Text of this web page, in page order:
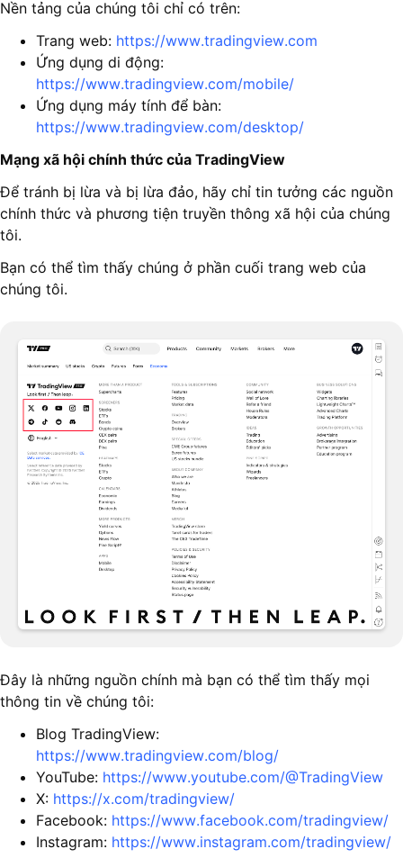
Nền tảng của chúng tôi chỉ có trên:
Trang web: https://www.tradingview.com
Ứng dụng di động:
https://www.tradingview.com/mobile/
Ứng dụng máy tính để bàn:
https://www.tradingview.com/desktop/
Mạng xã hội chính thức của TradingView
Để tránh bị lừa và bị lừa đảo, hãy chỉ tin tưởng các nguồn
chính thức và phương tiện truyền thông xã hội của chúng
tôi.
Bạn có thể tìm thấy chúng ở phần cuối trang web của
chúng tôi.
Đây là những nguồn chính mà bạn có thể tìm thấy mọi
thông tin về chúng tôi:
Blog TradingView:
https://www.tradingview.com/blog/
YouTube: https://www.youtube.com/@TradingView
X: https://x.com/tradingview/
Facebook: https://www.facebook.com/tradingview/
Instagram: https://www.instagram.com/tradingview/